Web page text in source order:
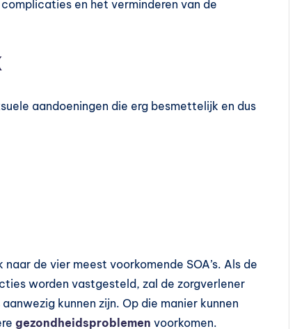
en het verminderen van de
aandoeningen die erg besmettelijk en dus
de vier meest voorkomende SOA’s. Als de
worden vastgesteld, zal de zorgverlener
kunnen zijn. Op die manier kunnen
gezondheidsproblemen voorkomen.